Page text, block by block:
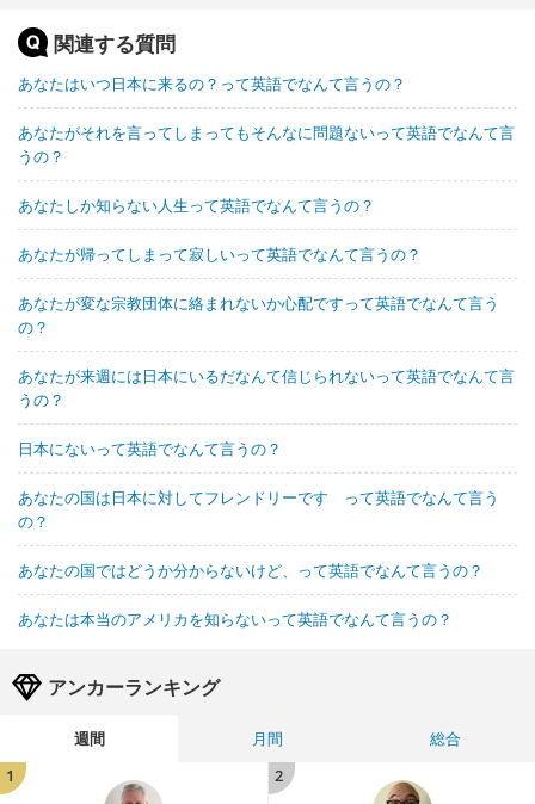
関連する質問
あなたはいつ日本に来るの？って英語でなんて言うの？
あなたがそれを言ってしまってもそんなに問題ないって英語でなんて言
うの？
あなたしか知らない人生って英語でなんて言うの？
あなたが帰ってしまって寂しいって英語でなんて言うの？
あなたが変な宗教団体に絡まれないか心配ですって英語でなんて言う
の？
あなたが来週には日本にいるだなんて信じられないって英語でなんて言
うの？
日本にないって英語でなんて言うの？
あなたの国は日本に対してフレンドリーです って英語でなんて言う
の？
あなたの国ではどうか分からないけど、って英語でなんて言うの？
あなたは本当のアメリカを知らないって英語でなんて言うの？
アンカーランキング
週間 月間
総合
1
2